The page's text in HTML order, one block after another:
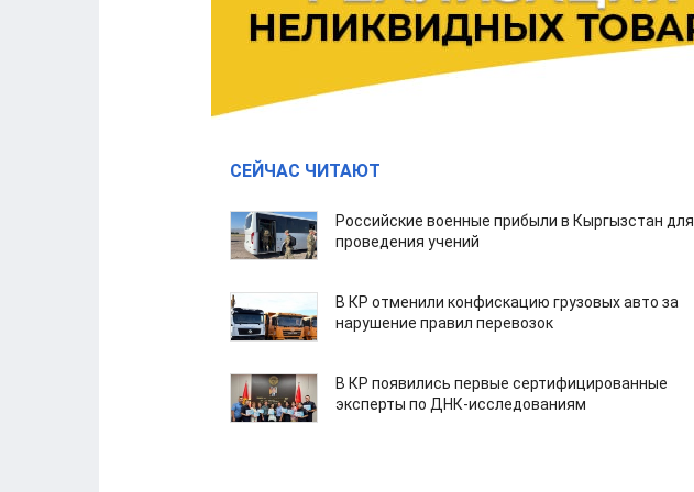
СЕЙЧАС ЧИТАЮТ
Российские военные прибыли в Кыргызстан для
проведения учений
В КР отменили конфискацию грузовых авто за
нарушение правил перевозок
В КР появились первые сертифицированные
эксперты по ДНК-исследованиям